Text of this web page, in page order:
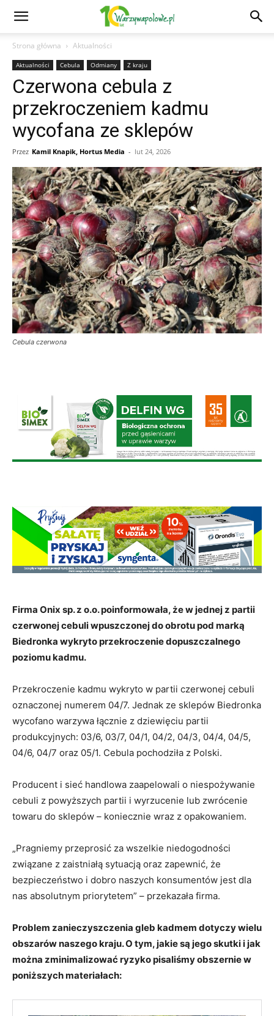
Strona główna Aktualności
Aktualności Cebula Odmiany Z kraju
Czerwona cebula z
przekroczeniem kadmu
wycofana ze sklepów
Przez Kamil Knapik, Hortus Media - lut 24, 2026
Cebula czerwona
Firma Onix sp. z o.o. poinformowała, że w jednej z partii
czerwonej cebuli wpuszczonej do obrotu pod marką
Biedronka wykryto przekroczenie dopuszczalnego
poziomu kadmu.
Przekroczenie kadmu wykryto w partii czerwonej cebuli
oznaczonej numerem 04/7. Jednak ze sklepów Biedronka
wycofano warzywa łącznie z dziewięciu partii
produkcyjnych: 03/6, 03/7, 04/1, 04/2, 04/3, 04/4, 04/5,
04/6, 04/7 oraz 05/1. Cebula pochodziła z Polski.
Producent i sieć handlowa zaapelowali o niespożywanie
cebuli z powyższych partii i wyrzucenie lub zwrócenie
towaru do sklepów – koniecznie wraz z opakowaniem.
„Pragniemy przeprosić za wszelkie niedogodności
związane z zaistniałą sytuacją oraz zapewnić, że
bezpieczeństwo i dobro naszych konsumentów jest dla
nas absolutnym priorytetem” – przekazała firma.
Problem zanieczyszczenia gleb kadmem dotyczy wielu
obszarów naszego kraju. O tym, jakie są jego skutki i jak
można zminimalizować ryzyko pisaliśmy obszernie w
poniższych materiałach: